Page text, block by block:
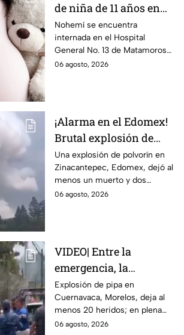
de niña de 11 años en
Matamoros,
Tamaulipas; ¿qué pasó
con Nohemí?
Nohemí se encuentra
internada en el Hospital
General No. 13 de Matamoros
tras complicaciones por un
06 agosto, 2026
¡Alarma en el Edomex!
Brutal explosión de
polvorín en Santa
María del Monte,
Zinacantepec; reportan
al menos un muerto y
Una explosión de polvorín en
Zinacantepec, Edomex, dejó al
menos un muerto y dos
heridos; autoridades atiende la
06 agosto, 2026
VIDEO| Entre la
emergencia, la
desesperación y el
llanto de un niño;
adultos desatan pelea
Explosión de pipa en
Cuernavaca, Morelos, deja al
menos 20 heridos; en plena
emergencia, dos hombres
06 agosto, 2026